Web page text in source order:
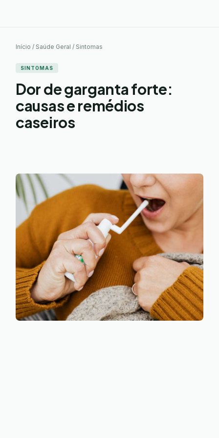
Início / Saúde Geral / Sintomas
SINTOMAS
Dor de garganta forte:
causas e remédios
caseiros